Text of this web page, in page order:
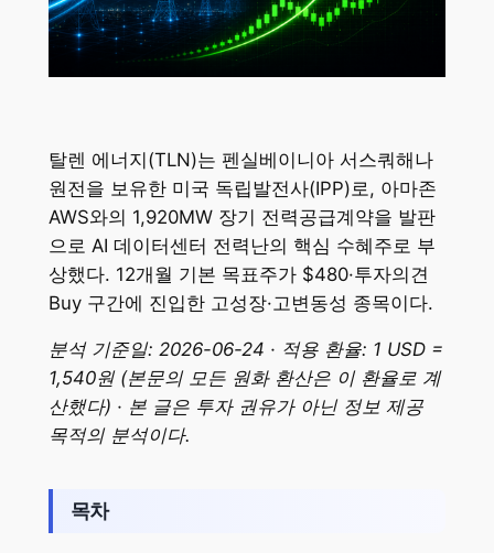
탈렌 에너지(TLN)는 펜실베이니아 서스쿼해나
원전을 보유한 미국 독립발전사(IPP)로, 아마존
AWS와의 1,920MW 장기 전력공급계약을 발판
으로 AI 데이터센터 전력난의 핵심 수혜주로 부
상했다. 12개월 기본 목표주가 $480·투자의견
Buy 구간에 진입한 고성장·고변동성 종목이다.
분석 기준일: 2026-06-24 · 적용 환율: 1 USD =
1,540원 (본문의 모든 원화 환산은 이 환율로 계
산했다) · 본 글은 투자 권유가 아닌 정보 제공
목적의 분석이다.
목차